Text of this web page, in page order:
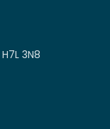
3N8